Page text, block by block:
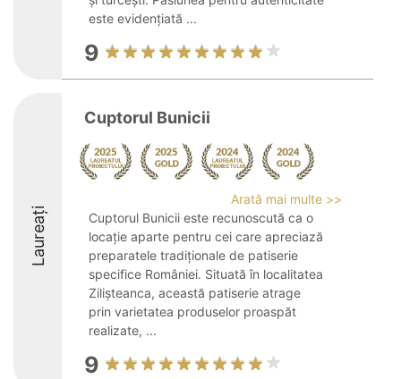
este evidențiată ...
9
Laureați
Cuptorul Bunicii
Arată mai multe >>
Cuptorul Bunicii este recunoscută ca o
locație aparte pentru cei care apreciază
preparatele tradiționale de patiserie
specifice României. Situată în localitatea
Zilișteanca, această patiserie atrage
prin varietatea produselor proaspăt
realizate, ...
9